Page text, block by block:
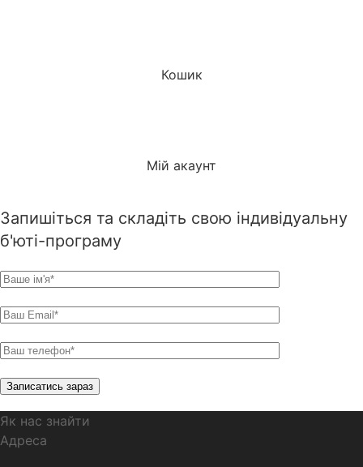
Кошик
Мій акаунт
Запишіться та складіть свою індивідуальну
б'юті-програму
Як нас знайти
Адреса